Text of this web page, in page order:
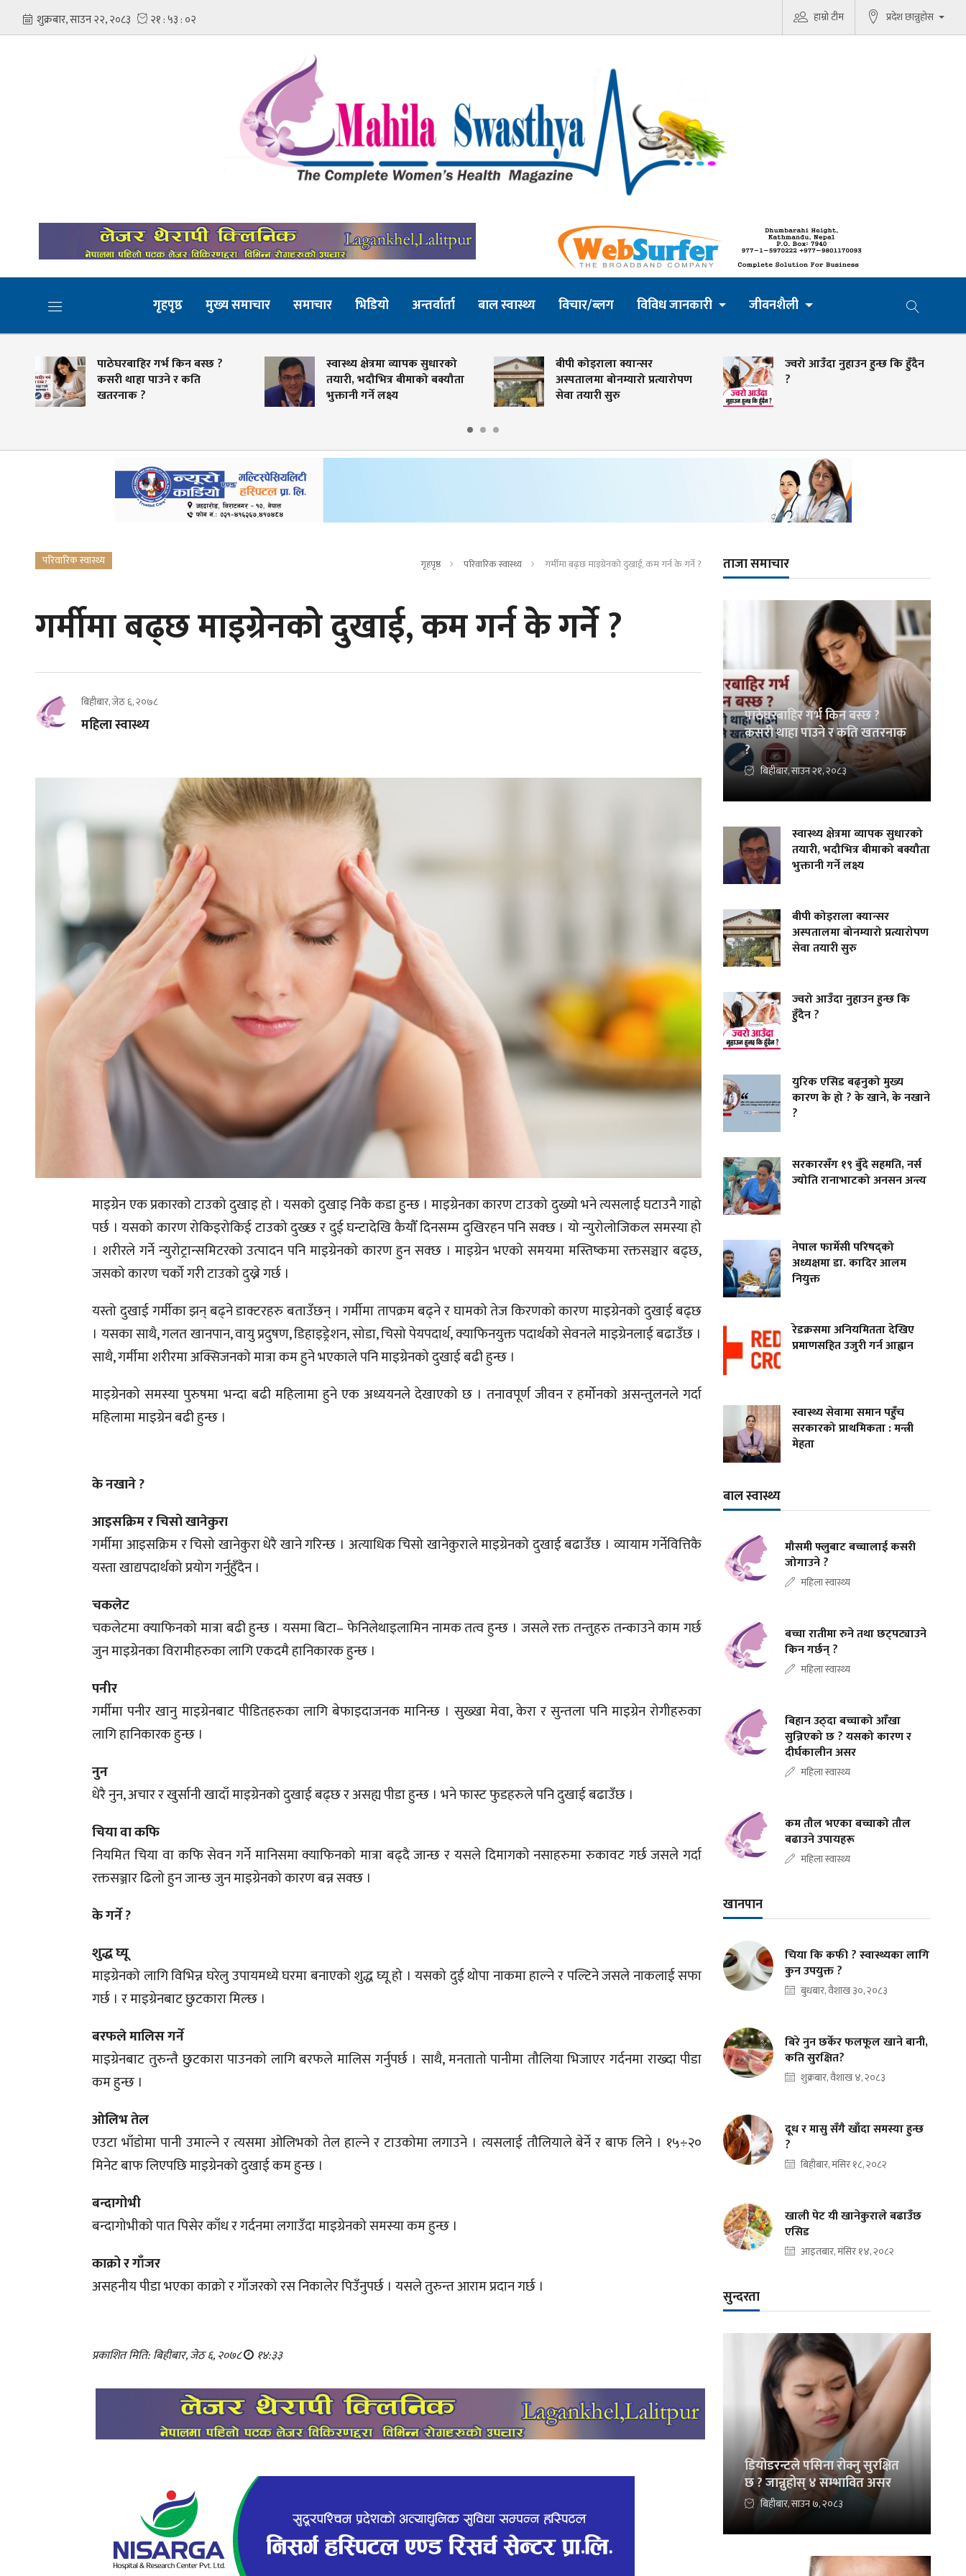
हाम्रो टीम प्रदेश छान्नुहोस
गृहपृष्ठ मुख्य समाचार समाचार भिडियो अन्तर्वार्ता बाल स्वास्थ्य विचार/ब्लग विविध जानकारी जीवनशैली
पाठेघरबाहिर गर्भ किन बस्छ ?
कसरी थाहा पाउने र कति
खतरनाक ?
स्वास्थ्य क्षेत्रमा व्यापक सुधारको
तयारी, भदौभित्र बीमाको बक्यौता
भुक्तानी गर्ने लक्ष्य
बीपी कोइराला क्यान्सर
अस्पतालमा बोनम्यारो प्रत्यारोपण
सेवा तयारी सुरु
ज्वरो आउँदा नुहाउन हुन्छ कि हुँदैन
परिवारिक स्वास्थ्य गृहपृष्ठ परिवारिक स्वास्थ्य गर्मीमा बढ्छ माइग्रेनको दुखाई, कम गर्न के गर्ने ?
गर्मीमा बढ्छ माइग्रेनको दुखाई, कम गर्न के गर्ने ?
बिहीबार, जेठ ६, २०७८
महिला स्वास्थ्य
माइग्रेन एक प्रकारको टाउको दुखाइ हो । यसको दुखाइ निकै कडा हुन्छ । माइग्रेनका कारण टाउको दुख्यो भने त्यसलाई घटाउनै गाह्रो
पर्छ । यसको कारण रोकिइरोकिई टाउको दुख्छ र दुई घन्टादेखि कैयौँ दिनसम्म दुखिरहन पनि सक्छ । यो न्युरोलोजिकल समस्या हो
। शरीरले गर्ने न्युरोट्रान्समिटरको उत्पादन पनि माइग्रेनको कारण हुन सक्छ । माइग्रेन भएको समयमा मस्तिष्कमा रक्तसञ्चार बढ्छ,
जसको कारण चर्को गरी टाउको दुख्ने गर्छ ।
यस्तो दुखाई गर्मीका झन् बढ्ने डाक्टरहरु बताउँछन् । गर्मीमा तापक्रम बढ्ने र घामको तेज किरणको कारण माइग्रेनको दुखाई बढ्छ
। यसका साथै, गलत खानपान, वायु प्रदुषण, डिहाइड्रेशन, सोडा, चिसो पेयपदार्थ, क्याफिनयुक्त पदार्थको सेवनले माइग्रेनलाई बढाउँछ ।
साथै, गर्मीमा शरीरमा अक्सिजनको मात्रा कम हुने भएकाले पनि माइग्रेनको दुखाई बढी हुन्छ ।
माइग्रेनको समस्या पुरुषमा भन्दा बढी महिलामा हुने एक अध्ययनले देखाएको छ । तनावपूर्ण जीवन र हर्मोनको असन्तुलनले गर्दा
महिलामा माइग्रेन बढी हुन्छ ।
के नखाने ?
आइसक्रिम र चिसो खानेकुरा
गर्मीमा आइसक्रिम र चिसो खानेकुरा धेरै खाने गरिन्छ । अत्याधिक चिसो खानेकुराले माइग्रेनको दुखाई बढाउँछ । व्यायाम गर्नेवित्तिकै
यस्ता खाद्यपदार्थको प्रयोग गर्नुहुँदैन ।
चकलेट
चकलेटमा क्याफिनको मात्रा बढी हुन्छ । यसमा बिटा– फेनिलेथाइलामिन नामक तत्व हुन्छ । जसले रक्त तन्तुहरु तन्काउने काम गर्छ
जुन माइग्रेनका विरामीहरुका लागि एकदमै हानिकारक हुन्छ ।
पनीर
गर्मीमा पनीर खानु माइग्रेनबाट पीडितहरुका लागि बेफाइदाजनक मानिन्छ । सुख्खा मेवा, केरा र सुन्तला पनि माइग्रेन रोगीहरुका
लागि हानिकारक हुन्छ ।
नुन
धेरै नुन, अचार र खुर्सानी खादाँ माइग्रेनको दुखाई बढ्छ र असह्य पीडा हुन्छ । भने फास्ट फुडहरुले पनि दुखाई बढाउँछ ।
चिया वा कफि
नियमित चिया वा कफि सेवन गर्ने मानिसमा क्याफिनको मात्रा बढ्दै जान्छ र यसले दिमागको नसाहरुमा रुकावट गर्छ जसले गर्दा
रक्तसञ्जार ढिलो हुन जान्छ जुन माइग्रेनको कारण बन्न सक्छ ।
के गर्ने ?
शुद्ध घ्यू
माइग्रेनको लागि विभिन्न घरेलु उपायमध्ये घरमा बनाएको शुद्ध घ्यू हो । यसको दुई थोपा नाकमा हाल्ने र पल्टिने जसले नाकलाई सफा
गर्छ । र माइग्रेनबाट छुटकारा मिल्छ ।
बरफले मालिस गर्ने
माइग्रेनबाट तुरुन्तै छुटकारा पाउनको लागि बरफले मालिस गर्नुपर्छ । साथै, मनतातो पानीमा तौलिया भिजाएर गर्दनमा राख्दा पीडा
कम हुन्छ ।
ओलिभ तेल
एउटा भाँडोमा पानी उमाल्ने र त्यसमा ओलिभको तेल हाल्ने र टाउकोमा लगाउने । त्यसलाई तौलियाले बेर्ने र बाफ लिने । १५÷२०
मिनेट बाफ लिएपछि माइग्रेनको दुखाई कम हुन्छ ।
बन्दागोभी
बन्दागोभीको पात पिसेर काँध र गर्दनमा लगाउँदा माइग्रेनको समस्या कम हुन्छ ।
काक्रो र गाँजर
असहनीय पीडा भएका काक्रो र गाँजरको रस निकालेर पिउँनुपर्छ । यसले तुरुन्त आराम प्रदान गर्छ ।
प्रकाशित मिति: बिहीबार, जेठ ६, २०७८ १४:३३
ताजा समाचार
पाठेघरबाहिर गर्भ किन बस्छ ?
कसरी थाहा पाउने र कति खतरनाक
?
बिहीबार, साउन २१, २०८३
स्वास्थ्य क्षेत्रमा व्यापक सुधारको
तयारी, भदौभित्र बीमाको बक्यौता
भुक्तानी गर्ने लक्ष्य
बीपी कोइराला क्यान्सर
अस्पतालमा बोनम्यारो प्रत्यारोपण
सेवा तयारी सुरु
ज्वरो आउँदा नुहाउन हुन्छ कि
हुँदैन ?
युरिक एसिड बढ्नुको मुख्य
कारण के हो ? के खाने, के नखाने
?
सरकारसँग १९ बुँदे सहमति, नर्स
ज्योति रानाभाटको अनसन अन्त्य
नेपाल फार्मेसी परिषद्को
अध्यक्षमा डा. कादिर आलम
नियुक्त
रेडक्रसमा अनियमितता देखिए
प्रमाणसहित उजुरी गर्न आह्वान
स्वास्थ्य सेवामा समान पहुँच
सरकारको प्राथमिकता : मन्त्री
मेहता
बाल स्वास्थ्य
मौसमी फ्लुबाट बच्चालाई कसरी
जोगाउने ?
महिला स्वास्थ्य
बच्चा रातीमा रुने तथा छट्पट्याउने
किन गर्छन् ?
महिला स्वास्थ्य
बिहान उठ्दा बच्चाको आँखा
सुन्निएको छ ? यसको कारण र
दीर्घकालीन असर
महिला स्वास्थ्य
कम तौल भएका बच्चाको तौल
बढाउने उपायहरू
महिला स्वास्थ्य
खानपान
चिया कि कफी ? स्वास्थ्यका लागि
कुन उपयुक्त ?
बुधबार, वैशाख ३०, २०८३
बिरे नुन छर्केर फलफूल खाने बानी,
कति सुरक्षित?
शुक्रबार, वैशाख ४, २०८३
दूध र मासु सँगै खाँदा समस्या हुन्छ
?
बिहीबार, मंसिर १८, २०८२
खाली पेट यी खानेकुराले बढाउँछ
एसिड
आइतबार, मंसिर १४, २०८२
सुन्दरता
डियोडरन्टले पसिना रोक्नु सुरक्षित
छ ? जान्नुहोस् ४ सम्भावित असर
बिहीबार, साउन ७, २०८३